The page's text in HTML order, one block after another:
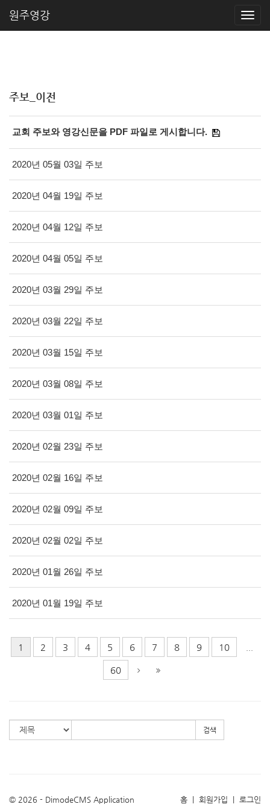
원주영강
주보_이전
교회 주보와 영강신문을 PDF 파일로 게시합니다.
2020년 05월 03일 주보
2020년 04월 19일 주보
2020년 04월 12일 주보
2020년 04월 05일 주보
2020년 03월 29일 주보
2020년 03월 22일 주보
2020년 03월 15일 주보
2020년 03월 08일 주보
2020년 03월 01일 주보
2020년 02월 23일 주보
2020년 02월 16일 주보
2020년 02월 09일 주보
2020년 02월 02일 주보
2020년 01월 26일 주보
2020년 01월 19일 주보
1 2 3 4 5 6 7 8 9 10
60
검색
© 2026 - DimodeCMS Application 홈 회원가입 로그인